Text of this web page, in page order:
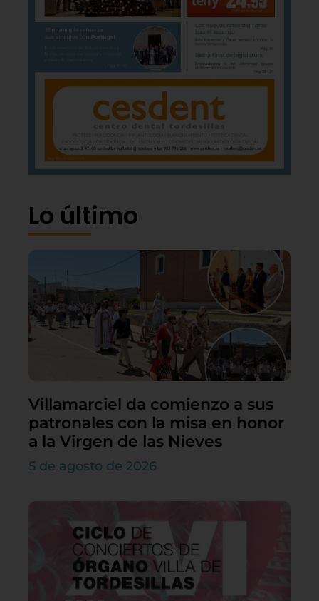
Lo último
Villamarciel da comienzo a sus
patronales con la misa en honor
a la Virgen de las Nieves
5 de agosto de 2026